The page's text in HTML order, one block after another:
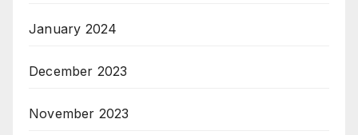
January 2024
December 2023
November 2023